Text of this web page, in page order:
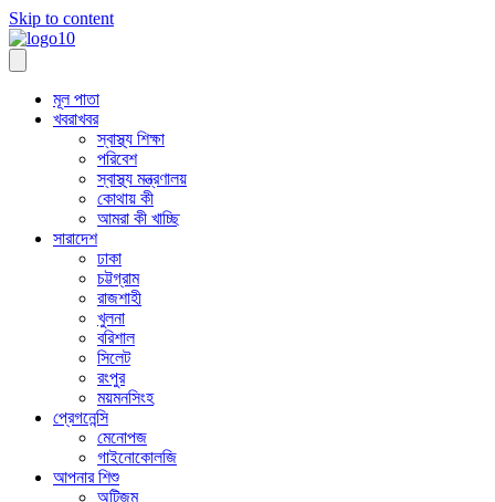
Skip to content
মূল পাতা
খবরাখবর
স্বাস্থ্য শিক্ষা
পরিবেশ
স্বাস্থ্য মন্ত্রণালয়
কোথায় কী
আমরা কী খাচ্ছি
সারাদেশ
ঢাকা
চট্টগ্রাম
রাজশাহী
খুলনা
বরিশাল
সিলেট
রংপুর
ময়মনসিংহ
প্রেগনেন্সি
মেনোপজ
গাইনোকোলজি
আপনার শিশু
অটিজম